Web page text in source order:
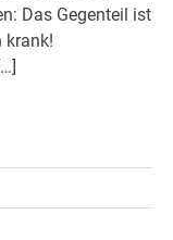
Das Gegenteil ist
krank!